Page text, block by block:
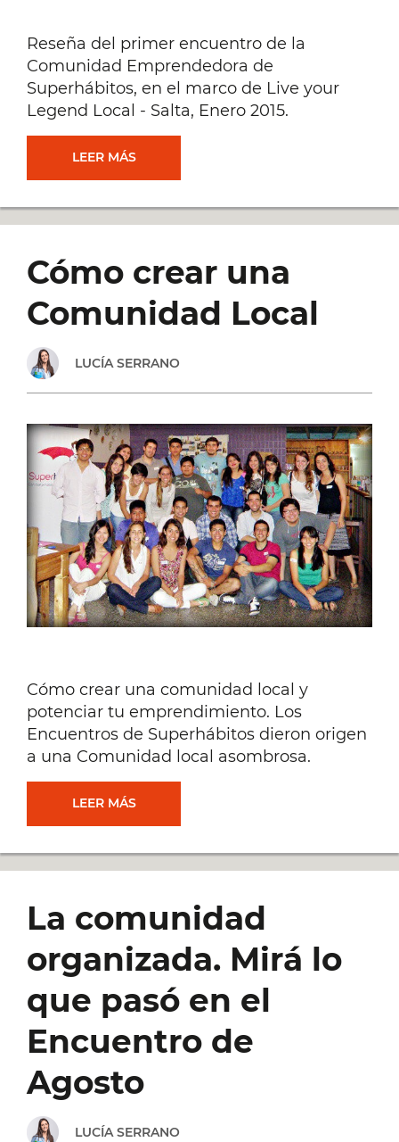
Reseña del primer encuentro de la
Comunidad Emprendedora de
Superhábitos, en el marco de Live your
Legend Local - Salta, Enero 2015.
LEER MÁSLA
(+
NO
TE
PUEDES
PERDER)
Cómo crear una
Comunidad Local
LUCÍA SERRANO
Cómo crear una comunidad local y
potenciar tu emprendimiento. Los
Encuentros de Superhábitos dieron origen
a una Comunidad local asombrosa.
LEER MÁSCÓMO
COMUNIDAD
La comunidad
organizada. Mirá lo
que pasó en el
Encuentro de
Agosto
LUCÍA SERRANO